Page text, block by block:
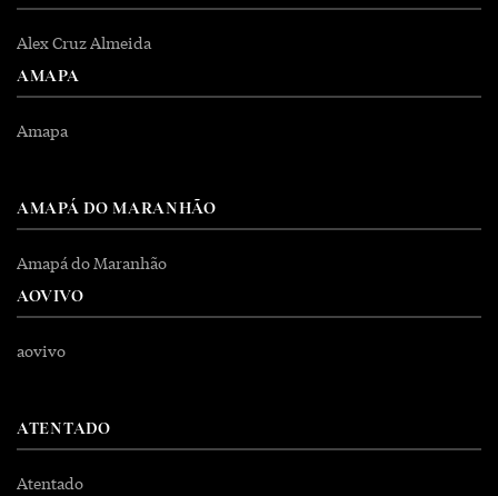
Alex Cruz Almeida
AMAPA
Amapa
AMAPÁ DO MARANHÃO
Amapá do Maranhão
AOVIVO
aovivo
ATENTADO
Atentado